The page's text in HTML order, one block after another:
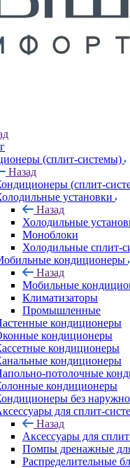
(сплит-системы)
Назад
(сплит-
установки
Назад
Холодильные
Моноблоки
Холодильные сплит-
кондиционеры
Назад
Мобильные
Климатизаторы
Промышленные
кондиционеры
кондиционеры
кондиционеры
кондиционеры
потолочные
кондиционеры
без
для сплит-
Назад
Аксессуары для
Помпы дренажные
Распределительные